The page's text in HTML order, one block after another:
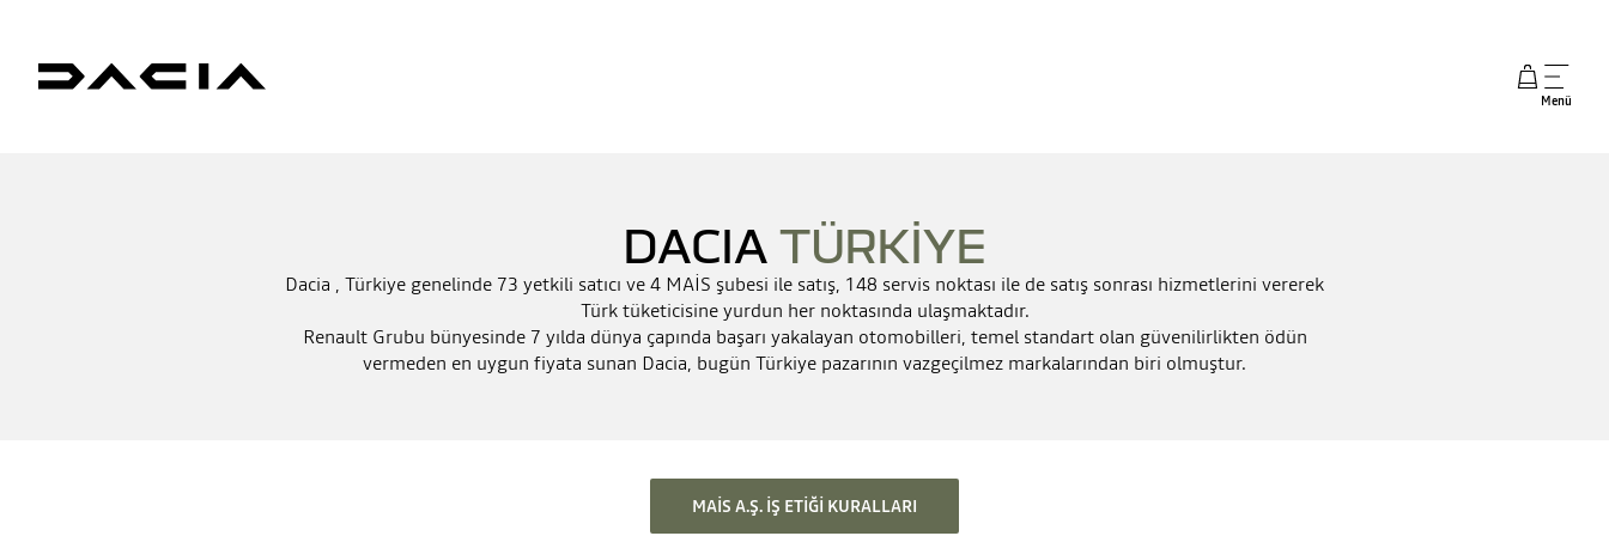
Menü
DACIA TÜRKİYE
Dacia , Türkiye genelinde 73 yetkili satıcı ve 4 MAİS şubesi ile satış, 148 servis noktası ile de satış sonrası hizmetlerini vererek
Türk tüketicisine yurdun her noktasında ulaşmaktadır.
Renault Grubu bünyesinde 7 yılda dünya çapında başarı yakalayan otomobilleri, temel standart olan güvenilirlikten ödün
vermeden en uygun fiyata sunan Dacia, bugün Türkiye pazarının vazgeçilmez markalarından biri olmuştur.
MAIS A.Ş. İŞ ETIĞI KURALLARI